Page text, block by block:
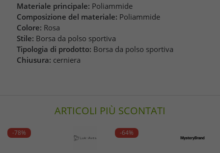
Materiale principale: Poliammide
Composizione del materiale: Poliammide
Colore: Rosa
Stile: Borsa da polso sportiva
Tipologia di prodotto: Borsa da polso sportiva
Chiusura: cerniera
ARTICOLI PIÙ SCONTATI
-78% -64%